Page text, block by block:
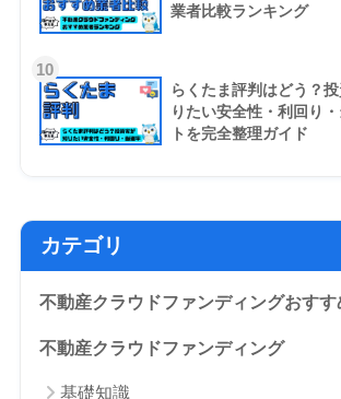
業者比較ランキング
10
らくたま評判はどう？
りたい安全性・利回り
トを完全整理ガイド
カテゴリ
不動産クラウドファンディングおすす
不動産クラウドファンディング
基礎知識